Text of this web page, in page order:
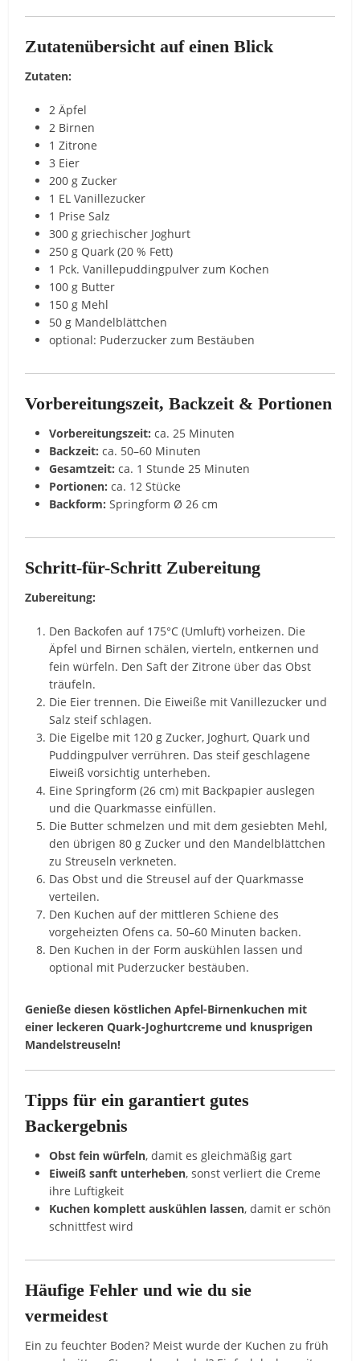
Zutatenübersicht auf einen Blick
Zutaten:
2 Äpfel
2 Birnen
1 Zitrone
3 Eier
200 g Zucker
1 EL Vanillezucker
1 Prise Salz
300 g griechischer Joghurt
250 g Quark (20 % Fett)
1 Pck. Vanillepuddingpulver zum Kochen
100 g Butter
150 g Mehl
50 g Mandelblättchen
optional: Puderzucker zum Bestäuben
Vorbereitungszeit, Backzeit & Portionen
Vorbereitungszeit: ca. 25 Minuten
Backzeit: ca. 50–60 Minuten
Gesamtzeit: ca. 1 Stunde 25 Minuten
Portionen: ca. 12 Stücke
Backform: Springform Ø 26 cm
Schritt-für-Schritt Zubereitung
Zubereitung:
Den Backofen auf 175°C (Umluft) vorheizen. Die
Äpfel und Birnen schälen, vierteln, entkernen und
fein würfeln. Den Saft der Zitrone über das Obst
träufeln.
Die Eier trennen. Die Eiweiße mit Vanillezucker und
Salz steif schlagen.
Die Eigelbe mit 120 g Zucker, Joghurt, Quark und
Puddingpulver verrühren. Das steif geschlagene
Eiweiß vorsichtig unterheben.
Eine Springform (26 cm) mit Backpapier auslegen
und die Quarkmasse einfüllen.
Die Butter schmelzen und mit dem gesiebten Mehl,
den übrigen 80 g Zucker und den Mandelblättchen
zu Streuseln verkneten.
Das Obst und die Streusel auf der Quarkmasse
verteilen.
Den Kuchen auf der mittleren Schiene des
vorgeheizten Ofens ca. 50–60 Minuten backen.
Den Kuchen in der Form auskühlen lassen und
optional mit Puderzucker bestäuben.
Genieße diesen köstlichen Apfel-Birnenkuchen mit
einer leckeren Quark-Joghurtcreme und knusprigen
Mandelstreuseln!
Tipps für ein garantiert gutes
Backergebnis
Obst fein würfeln, damit es gleichmäßig gart
Eiweiß sanft unterheben, sonst verliert die Creme
ihre Luftigkeit
Kuchen komplett auskühlen lassen, damit er schön
schnittfest wird
Häufige Fehler und wie du sie
vermeidest
Ein zu feuchter Boden? Meist wurde der Kuchen zu früh